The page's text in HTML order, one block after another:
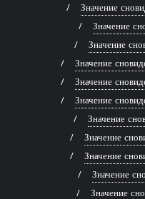
Значение
Значение
Значение
Значение
Значение
Значение
Значение
Значение
Значение
Значение
Значение